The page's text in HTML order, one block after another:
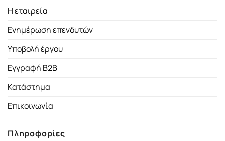
Η εταιρεία
Ενημέρωση επενδυτών
Υποβολή έργου
Εγγραφή B2B
Κατάστημα
Επικοινωνία
Πληροφορίες